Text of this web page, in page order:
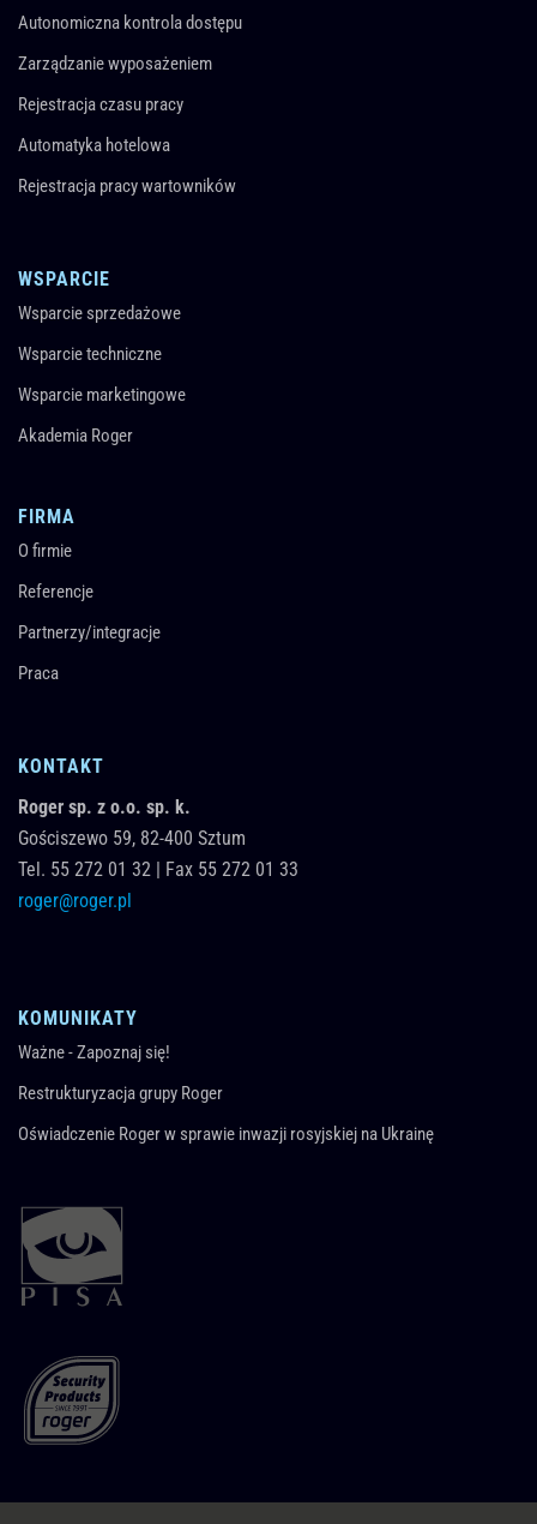
Autonomiczna kontrola dostępu
Zarządzanie wyposażeniem
Rejestracja czasu pracy
Automatyka hotelowa
Rejestracja pracy wartowników
WSPARCIE
Wsparcie sprzedażowe
Wsparcie techniczne
Wsparcie marketingowe
Akademia Roger
FIRMA
O firmie
Referencje
Partnerzy/integracje
Praca
KONTAKT
Roger sp. z o.o. sp. k.
Gościszewo 59, 82-400 Sztum
Tel. 55 272 01 32 | Fax 55 272 01 33
roger@roger.pl
KOMUNIKATY
Ważne - Zapoznaj się!
Restrukturyzacja grupy Roger
Oświadczenie Roger w sprawie inwazji rosyjskiej na Ukrainę